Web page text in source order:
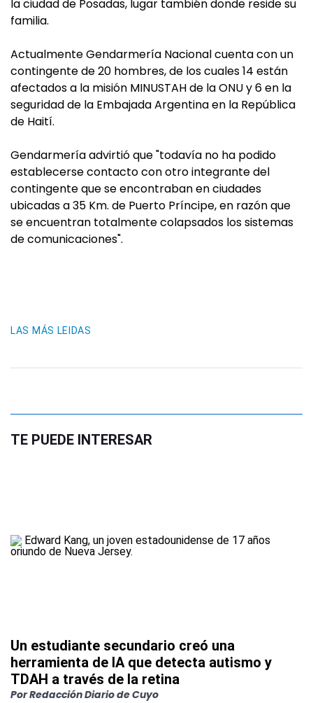
la ciudad de Posadas, lugar también donde reside su
familia.
Actualmente Gendarmería Nacional cuenta con un
contingente de 20 hombres, de los cuales 14 están
afectados a la misión MINUSTAH de la ONU y 6 en la
seguridad de la Embajada Argentina en la República
de Haití.
Gendarmería advirtió que "todavía no ha podido
establecerse contacto con otro integrante del
contingente que se encontraban en ciudades
ubicadas a 35 Km. de Puerto Príncipe, en razón que
se encuentran totalmente colapsados los sistemas
de comunicaciones".
LAS MÁS LEIDAS
TE PUEDE INTERESAR
Un estudiante secundario creó una
herramienta de IA que detecta autismo y
TDAH a través de la retina
PorRedacción Diario de Cuyo